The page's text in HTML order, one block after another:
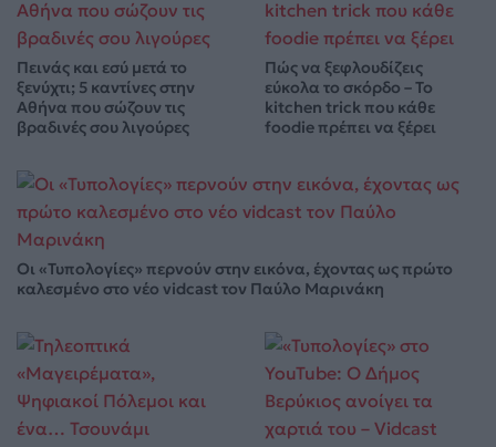
Πεινάς και εσύ μετά το
ξενύχτι; 5 καντίνες στην
Αθήνα που σώζουν τις
βραδινές σου λιγούρες
Πώς να ξεφλουδίζεις
εύκολα το σκόρδο – Το
kitchen trick που κάθε
foodie πρέπει να ξέρει
Οι «Τυπολογίες» περνούν στην εικόνα, έχοντας ως πρώτο
καλεσμένο στο νέο vidcast τον Παύλο Μαρινάκη